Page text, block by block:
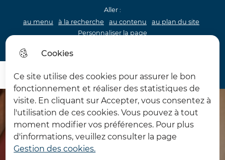
Cookies
Ce site utilise des cookies pour assurer le bon
fonctionnement et réaliser des statistiques de
visite. En cliquant sur Accepter, vous consentez à
l'utilisation de ces cookies. Vous pouvez à tout
moment modifier vos préférences. Pour plus
d'informations, veuillez consulter la page
Gestion des cookies.
Aller :
au menu
à la recherche au contenu
au plan du site
Personnaliser la page
Château d'Hardelot
Menu